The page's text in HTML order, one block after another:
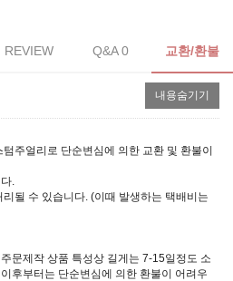
REVIEW Q&A 0 교환/환불
내용숨기기
주얼리로 단순변심에 의한 교환 및 환불이
.
될 수 있습니다. (이때 발생하는 택배비는
문제작 상품 특성상 길게는 7-15일정도 소
후부터는 단순변심에 의한 환불이 어려우